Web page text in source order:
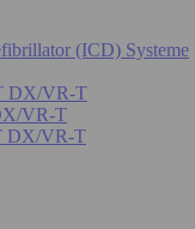
(ICD) Systeme
DX/VR-T
VR-T
DX/VR-T